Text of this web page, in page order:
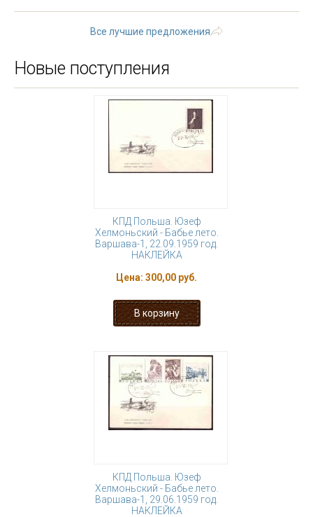
Все лучшие предложения
Новые поступления
КПД Польша. Юзеф
Хелмоньский - Бабье лето.
Варшава-1, 22.09.1959 год.
НАКЛЕЙКА
Цена: 300,00 руб.
КПД Польша. Юзеф
Хелмоньский - Бабье лето.
Варшава-1, 29.06.1959 год.
НАКЛЕЙКА